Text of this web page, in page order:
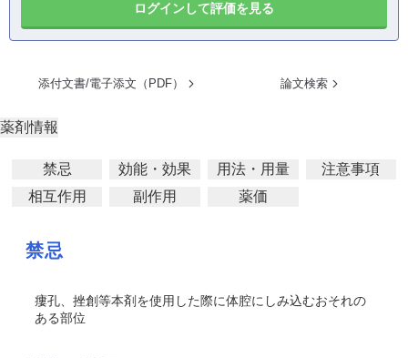
ログインして評価を見る
添付文書/電子添文（PDF） 論文検索
薬剤情報
禁忌 効能・効果 用法・用量
注意事項
相互作用
副作用 薬価
禁忌
瘻孔、挫創等本剤を使用した際に体腔にしみ込むおそれの
ある部位